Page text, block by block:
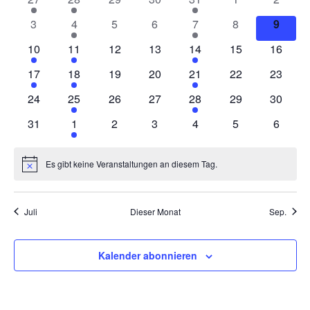
VeranstaltungVeranstaltung
VeranstaltungenVeranstaltung
0
Veranstaltungen
3
1
Veranstaltung
4
0
5
0
Veranstaltungen
6
1
Veranstaltung
7
0
8
0
9
1
Veranstaltung
10
1
Veranstaltung
11
0
12
0
Veranstaltungen
13
1
Veranstaltung
14
0
15
0
16
1
Veranstaltung
17
1
Veranstaltung
18
0
19
0
Veranstaltungen
20
1
Veranstaltung
21
0
22
0
23
0
Veranstaltungen
24
1
Veranstaltung
25
0
26
0
Veranstaltungen
27
1
Veranstaltung
28
0
29
0
30
0
Veranstaltungen
31
1
Veranstaltung
1
0
2
0
3
0
4
0
5
0
6
HinweisEs gibt keine Veranstaltungen an diesem Tag.
Juli Dieser Monat Sep.
Kalender abonnieren